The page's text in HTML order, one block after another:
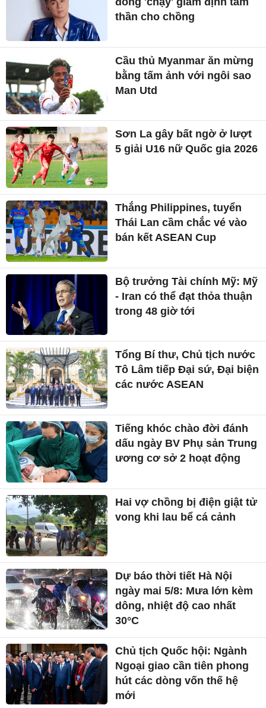
thần cho chồng
Cầu thủ Myanmar ăn mừng
bằng tấm ảnh với ngôi sao
Man Utd
Sơn La gây bất ngờ ở lượt
5 giải U16 nữ Quốc gia 2026
Thắng Philippines, tuyển
Thái Lan cầm chắc vé vào
bán kết ASEAN Cup
Bộ trưởng Tài chính Mỹ: Mỹ
- Iran có thể đạt thỏa thuận
trong 48 giờ tới
Tổng Bí thư, Chủ tịch nước
Tô Lâm tiếp Đại sứ, Đại biện
các nước ASEAN
Tiếng khóc chào đời đánh
dấu ngày BV Phụ sản Trung
ương cơ sở 2 hoạt động
Hai vợ chồng bị điện giật tử
vong khi lau bể cá cảnh
Dự báo thời tiết Hà Nội
ngày mai 5/8: Mưa lớn kèm
dông, nhiệt độ cao nhất
30°C
Chủ tịch Quốc hội: Ngành
Ngoại giao cần tiên phong
hút các dòng vốn thế hệ
mới